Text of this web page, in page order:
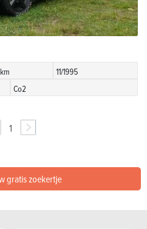
11/1995
Co2
1
gratis zoekertje